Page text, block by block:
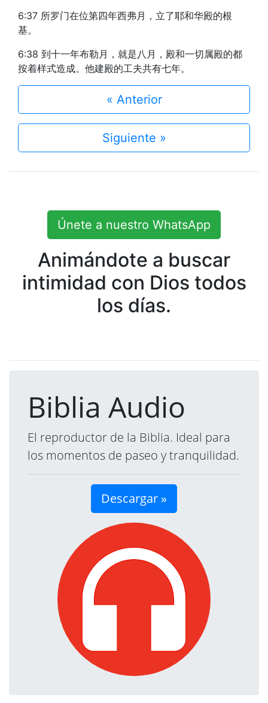
6:37 所罗门在位第四年西弗月，立了耶和华殿的根
基。
6:38 到十一年布勒月，就是八月，殿和一切属殿的都
按着样式造成。他建殿的工夫共有七年。
« Anterior
Siguiente »
Únete a nuestro WhatsApp
Animándote a buscar
intimidad con Dios todos
los días.
Biblia Audio
El reproductor de la Biblia. Ideal para
los momentos de paseo y tranquilidad.
Descargar »